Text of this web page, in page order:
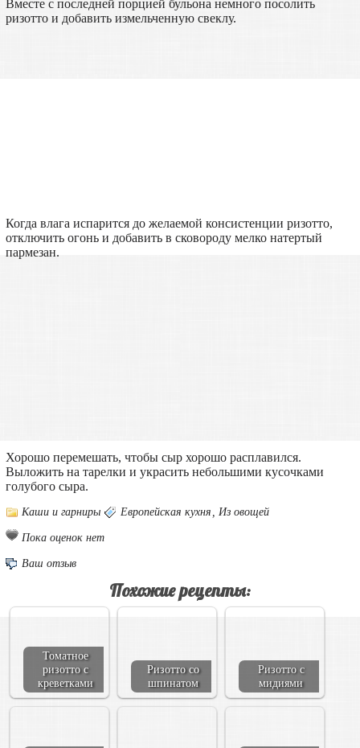
Вместе с последней порцией бульона немного посолить
ризотто и добавить измельченную свеклу.
Когда влага испарится до желаемой консистенции ризотто,
отключить огонь и добавить в сковороду мелко натертый
пармезан.
Хорошо перемешать, чтобы сыр хорошо расплавился.
Выложить на тарелки и украсить небольшими кусочками
голубого сыра.
Каши и гарниры Европейская кухня , Из овощей
Пока оценок нет
Ваш отзыв
Похожие рецепты:
Томатное
ризотто с
креветками
Ризотто со
шпинатом
Ризотто с
мидиями